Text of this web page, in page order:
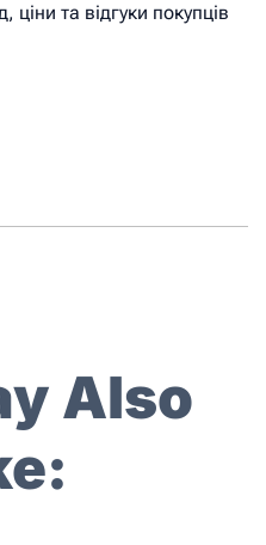
та відгуки покупців
Also